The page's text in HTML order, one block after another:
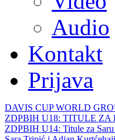
Audio
Kontakt
Prijava
DAVIS CUP WORLD
ZDPBIH U18: TITULE
ZDPBIH U14: Titule za